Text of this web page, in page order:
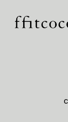
contenido